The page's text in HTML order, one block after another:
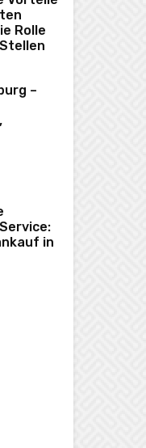
Rolle
–
in